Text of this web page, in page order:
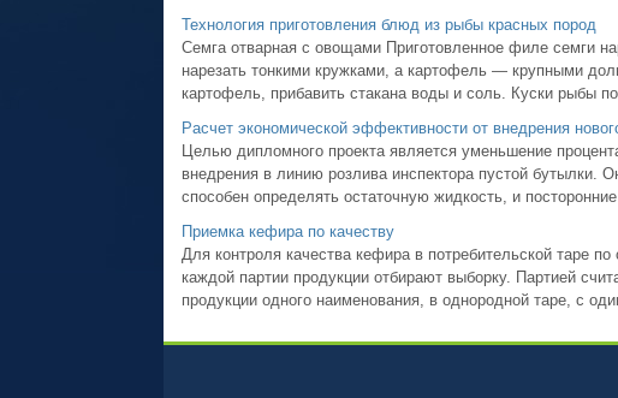
Технология приготовления блюд из рыбы красных пород
Семга отварная с овощами Приготовленное филе семги
нарезать тонкими кружками, а картофель — крупными
картофель, прибавить стакана воды и соль. Куски рыбы
Расчет экономической эффективности от внедрения
Целью дипломного проекта является уменьшение
внедрения в линию розлива инспектора пустой бутылки.
способен определять остаточную жидкость, и
Приемка кефира по качеству
Для контроля качества кефира в потребительской таре
каждой партии продукции отбирают выборку. Партией
продукции одного наименования, в однородной таре, с